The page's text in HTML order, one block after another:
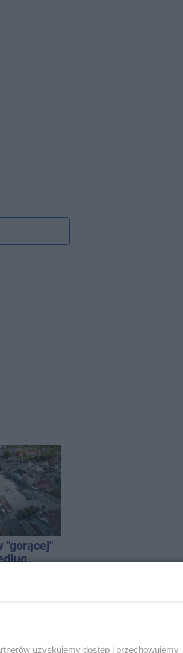
"gorącej"
uzyskujemy dostęp i przechowujemy